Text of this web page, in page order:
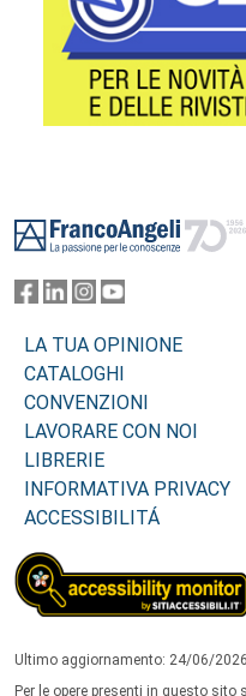
LA TUA OPINIONE
CATALOGHI
CONVENZIONI
LAVORARE CON NOI
LIBRERIE
INFORMATIVA PRIVACY
ACCESSIBILITÁ
Ultimo aggiornamento: 24/06/2026
Per le opere presenti in questo